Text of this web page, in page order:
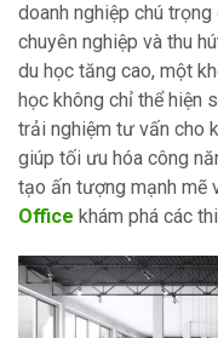
doanh nghiệp chú
chuyên nghiệp và thu
du học tăng cao, một
học không chỉ thể hiện
trải nghiệm tư vấn cho
giúp tối ưu hóa công
tạo ấn tượng mạnh mẽ
Office khám phá các